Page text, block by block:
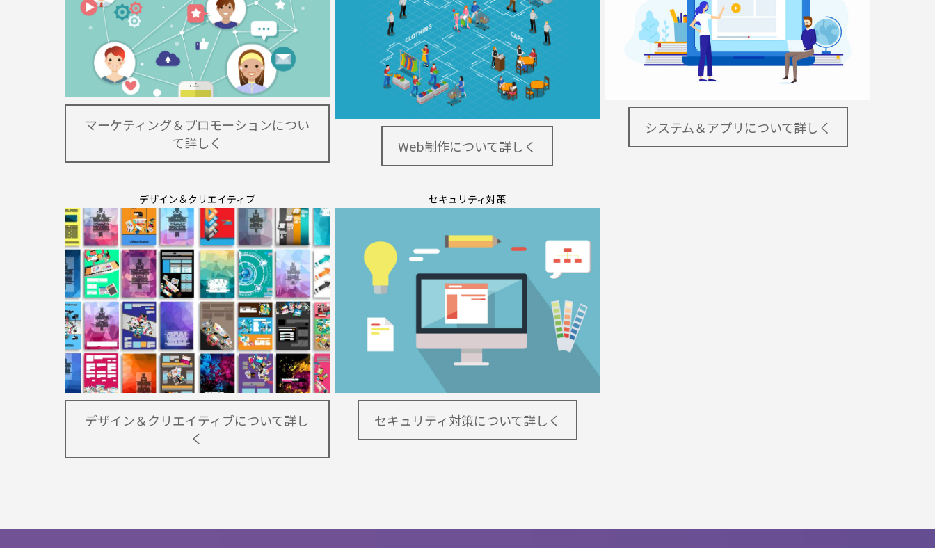
マーケティング＆プロモーションについ
て詳しく
Web制作について詳しく
システム＆アプリについて詳しく
デザイン＆クリエイティブ
デザイン＆クリエイティブについて詳し
く
セキュリティ対策
セキュリティ対策について詳しく